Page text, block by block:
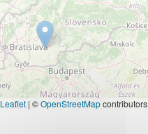
Leaflet | ©OpenStreetMapcontributors